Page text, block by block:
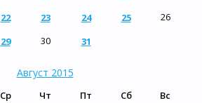
22 23 24 25
26
29 30 31
Август 2015
Ср Чт Пт Сб
Вс